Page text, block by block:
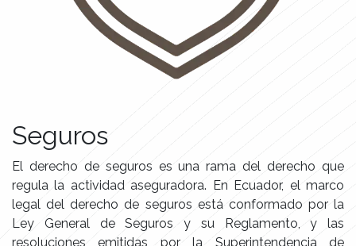
Seguros
El derecho de seguros es una rama del derecho que
regula la actividad aseguradora. En Ecuador, el marco
legal del derecho de seguros está conformado por la
Ley General de Seguros y su Reglamento, y las
resoluciones emitidas por la Superintendencia de